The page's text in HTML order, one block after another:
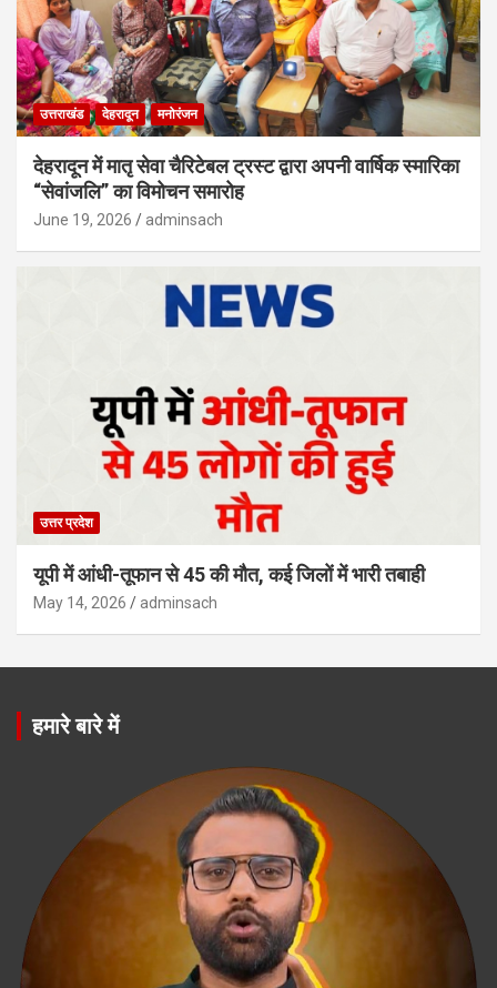
उत्तराखंड देहरादून मनोरंजन
देहरादून में मातृ सेवा चैरिटेबल ट्रस्ट द्वारा अपनी वार्षिक स्मारिका
“सेवांजलि” का विमोचन समारोह
June 19, 2026 adminsach
उत्तर प्रदेश
यूपी में आंधी-तूफान से 45 की मौत, कई जिलों में भारी तबाही
May 14, 2026 adminsach
हमारे बारे में